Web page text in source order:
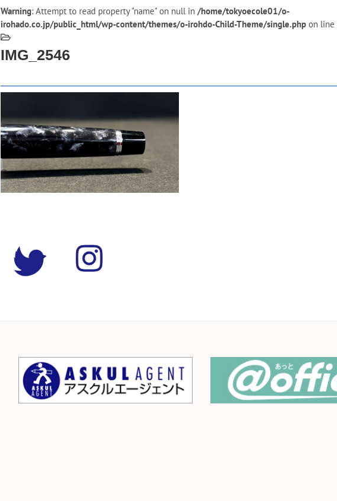
Warning: Attempt to read property "name" on null in /home/tokyoecole01/o-
irohado.co.jp/public_html/wp-content/themes/o-irohdo-Child-Theme/single.php on line
IMG_2546